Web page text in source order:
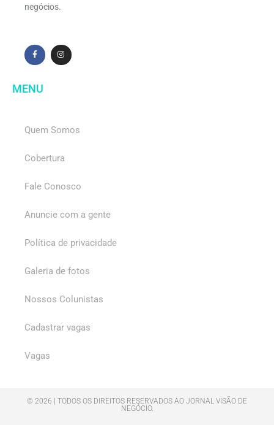
negócios.
MENU
Quem Somos
Cobertura
Fale Conosco
Anuncie com a gente
Política de privacidade
Galeria de fotos
Nossos Colunistas
Cadastrar vagas
Vagas
© 2026 | TODOS OS DIREITOS RESERVADOS AO JORNAL VISÃO DE
NEGÓCIO.